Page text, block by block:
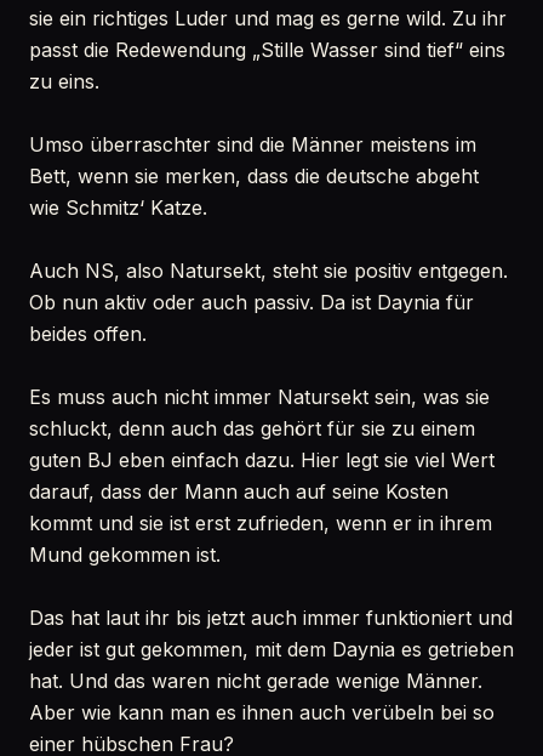
sie ein richtiges Luder und mag es gerne wild. Zu ihr
passt die Redewendung „Stille Wasser sind tief“ eins
zu eins.
Umso überraschter sind die Männer meistens im
Bett, wenn sie merken, dass die deutsche abgeht
wie Schmitz‘ Katze.
Auch NS, also Natursekt, steht sie positiv entgegen.
Ob nun aktiv oder auch passiv. Da ist Daynia für
beides offen.
Es muss auch nicht immer Natursekt sein, was sie
schluckt, denn auch das gehört für sie zu einem
guten BJ eben einfach dazu. Hier legt sie viel Wert
darauf, dass der Mann auch auf seine Kosten
kommt und sie ist erst zufrieden, wenn er in ihrem
Mund gekommen ist.
Das hat laut ihr bis jetzt auch immer funktioniert und
jeder ist gut gekommen, mit dem Daynia es getrieben
hat. Und das waren nicht gerade wenige Männer.
Aber wie kann man es ihnen auch verübeln bei so
einer hübschen Frau?